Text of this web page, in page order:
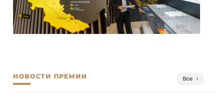
НОВОСТИ ПРЕМИИ Все